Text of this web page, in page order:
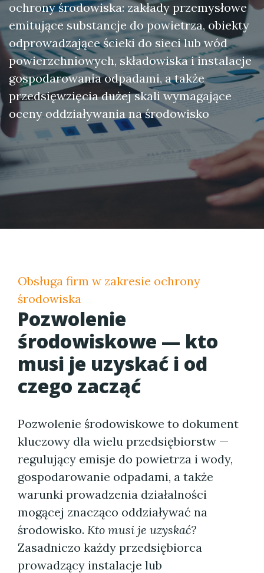
ochrony środowiska: zakłady przemysłowe
emitujące substancje do powietrza, obiekty
odprowadzające ścieki do sieci lub wód
powierzchniowych, składowiska i instalacje
gospodarowania odpadami, a także
przedsięwzięcia dużej skali wymagające
oceny oddziaływania na środowisko
Obsługa firm w zakresie ochrony
środowiska
Pozwolenie
środowiskowe — kto
musi je uzyskać i od
czego zacząć
Pozwolenie środowiskowe to dokument
kluczowy dla wielu przedsiębiorstw —
regulujący emisje do powietrza i wody,
gospodarowanie odpadami, a także
warunki prowadzenia działalności
mogącej znacząco oddziaływać na
środowisko. Kto musi je uzyskać?
Zasadniczo każdy przedsiębiorca
prowadzący instalacje lub